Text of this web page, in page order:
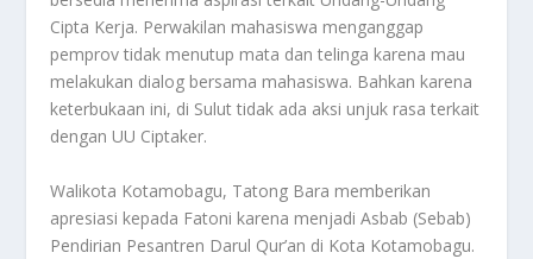
Cipta Kerja. Perwakilan mahasiswa menganggap
pemprov tidak menutup mata dan telinga karena mau
melakukan dialog bersama mahasiswa. Bahkan karena
keterbukaan ini, di Sulut tidak ada aksi unjuk rasa terkait
dengan UU Ciptaker.
Walikota Kotamobagu, Tatong Bara memberikan
apresiasi kepada Fatoni karena menjadi Asbab (Sebab)
Pendirian Pesantren Darul Qur’an di Kota Kotamobagu.